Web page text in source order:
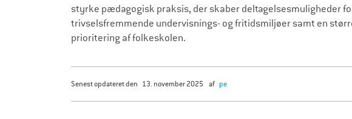
styrke pædagogisk praksis, der skaber deltagelsesmuligheder
trivselsfremmende undervisnings- og fritidsmiljøer samt en
prioritering af folkeskolen.
senest opdateret den 13. november 2025 af pe